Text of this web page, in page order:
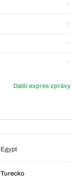
Další expres zprávy
Egypt
Turecko